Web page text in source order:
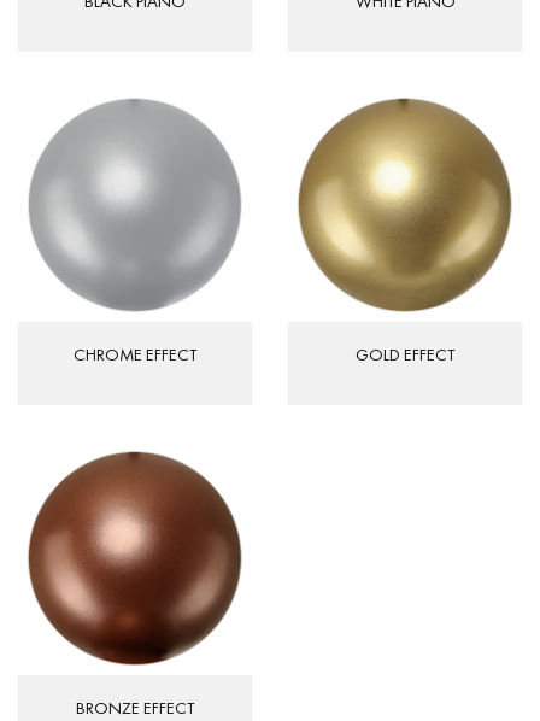
CHROME EFFECT GOLD EFFECT
BRONZE EFFECT